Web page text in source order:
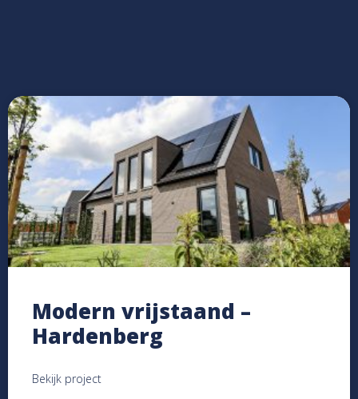
Modern vrijstaand –
Hardenberg
Bekijk project